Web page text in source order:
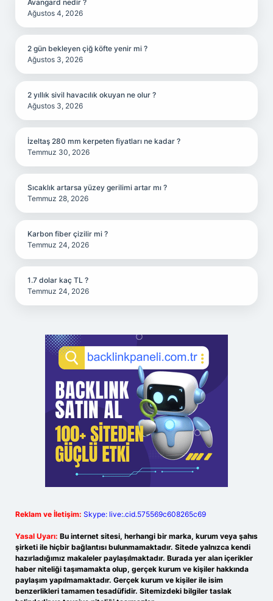
Avangard nedir ?
Ağustos 4, 2026
2 gün bekleyen çiğ köfte yenir mi ?
Ağustos 3, 2026
2 yıllık sivil havacılık okuyan ne olur ?
Ağustos 3, 2026
İzeltaş 280 mm kerpeten fiyatları ne kadar ?
Temmuz 30, 2026
Sıcaklık artarsa yüzey gerilimi artar mı ?
Temmuz 28, 2026
Karbon fiber çizilir mi ?
Temmuz 24, 2026
1.7 dolar kaç TL ?
Temmuz 24, 2026
Reklam ve İletişim: Skype: live:.cid.575569c608265c69
Yasal Uyarı: Bu internet sitesi, herhangi bir marka, kurum veya şahıs
şirketi ile hiçbir bağlantısı bulunmamaktadır. Sitede yalnızca kendi
hazırladığımız makaleler paylaşılmaktadır. Burada yer alan içerikler
haber niteliği taşımamakta olup, gerçek kurum ve kişiler hakkında
paylaşım yapılmamaktadır. Gerçek kurum ve kişiler ile isim
benzerlikleri tamamen tesadüfidir. Sitemizdeki bilgiler taslak